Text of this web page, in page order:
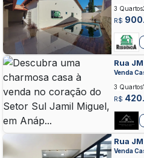
R$
3 Quartos
Rua
Venda
R$
3 Quartos
Rua
Venda